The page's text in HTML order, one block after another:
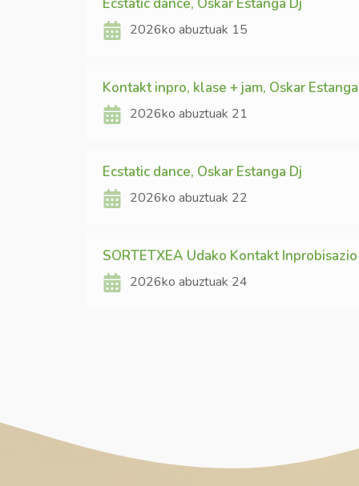
2026ko abuztuak 15
Kontakt inpro, klase + jam, Oskar Estanga
2026ko abuztuak 21
Ecstatic dance, Oskar Estanga Dj
2026ko abuztuak 22
SORTETXEA Udako Kontakt
2026ko abuztuak 24